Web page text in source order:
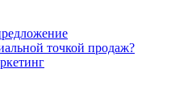
точкой продаж?